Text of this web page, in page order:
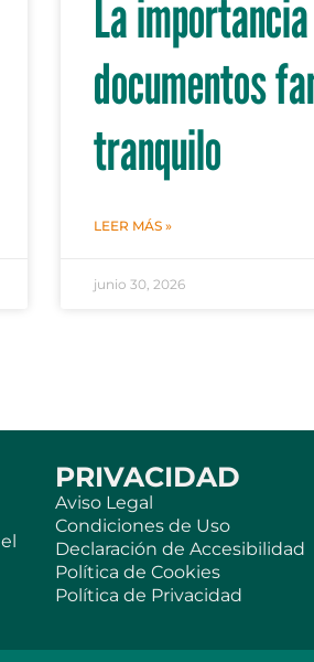
La
documentos
tranquilo
LEER MÁS »
junio 30, 2026
PRIVACIDAD
Aviso Legal
Condiciones de Uso
Declaración de Accesibilidad
Política de Cookies
Política de Privacidad